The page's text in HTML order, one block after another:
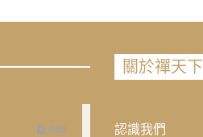
658
關於禪天下
認識我們